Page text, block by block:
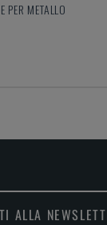
PER METALLO
ALLA